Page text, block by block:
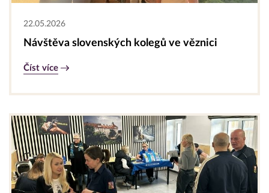
22.05.2026
Návštěva slovenských kolegů ve věznici
Číst více